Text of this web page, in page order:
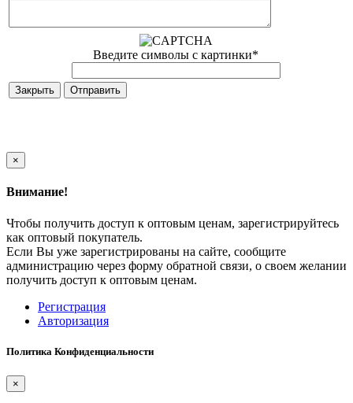
Введите символы с картинки*
Закрыть
×
Внимание!
Чтобы получить доступ к оптовым ценам, зарегистрируйтесь
как оптовый покупатель.
Если Вы уже зарегистрированы на сайте, сообщите
администрацию через форму обратной связи, о своем желании
получить доступ к оптовым ценам.
Регистрация
Авторизация
Политика Конфиденциальности
×